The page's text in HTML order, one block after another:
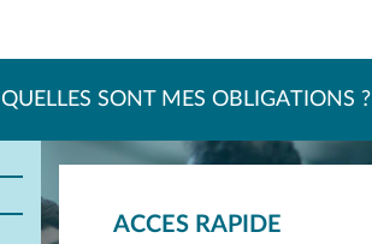
QUELLES SONT MES OBLIGATIONS ?
ACCES RAPIDE